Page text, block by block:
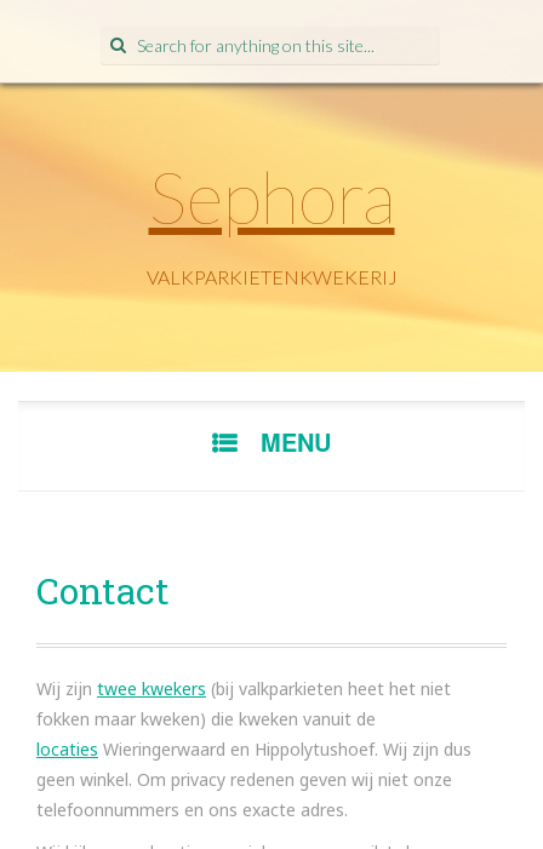
Search
for:
Sephora
VALKPARKIETENKWEKERIJ
MENU
Contact
Wij zijn twee kwekers (bij valkparkieten heet het niet
fokken maar kweken) die kweken vanuit de
locaties Wieringerwaard en Hippolytushoef. Wij zijn dus
geen winkel. Om privacy redenen geven wij niet onze
telefoonnummers en ons exacte adres.